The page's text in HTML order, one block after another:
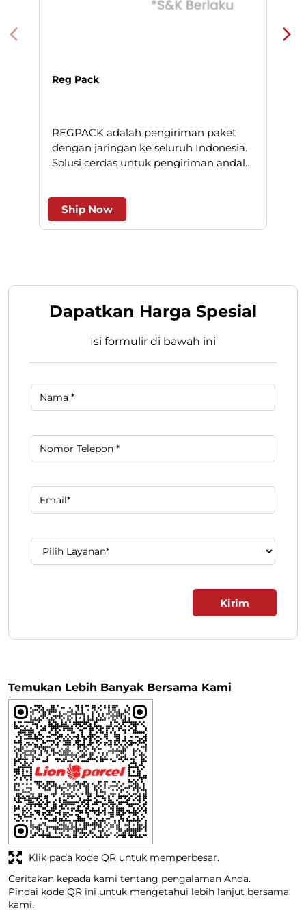
Reg Pack
REGPACK adalah pengiriman paket
dengan jaringan ke seluruh Indonesia.
Solusi cerdas untuk pengiriman andal
Ship Now
Dapatkan Harga Spesial
Isi formulir di bawah ini
Temukan Lebih Banyak Bersama Kami
Ceritakan kepada kami tentang pengalaman Anda.
Pindai kode QR ini untuk mengetahui lebih lanjut bersama
kami.
Klik pada kode QR untuk memperbesar.